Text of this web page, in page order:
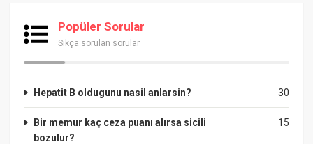
Popüler Sorular
Sıkça sorulan sorular
30
Hepatit B oldugunu nasil anlarsin?
15
Bir memur kaç ceza puanı alırsa sicili
bozulur?